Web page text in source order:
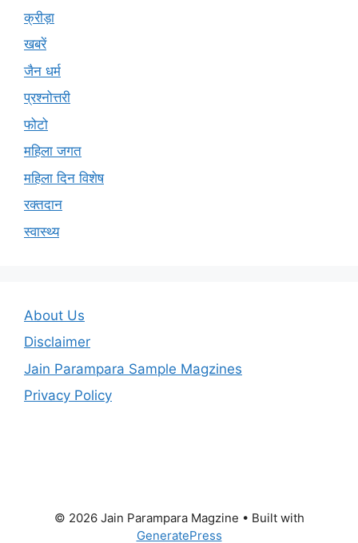
क्रीड़ा
खबरें
जैन धर्म
प्रश्नोत्तरी
फोटो
महिला जगत
महिला दिन विशेष
रक्तदान
स्वास्थ्य
About Us
Disclaimer
Jain Parampara Sample Magzines
Privacy Policy
© 2026 Jain Parampara Magzine • Built with
GeneratePress